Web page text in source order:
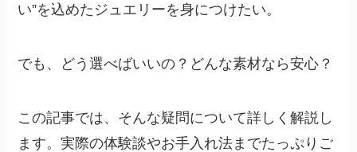
い”を込めたジュエリーを身につけたい。
でも、どう選べばいいの？どんな素材なら安心？
この記事では、そんな疑問について詳しく解説し
ます。実際の体験談やお手入れ法までたっぷりご